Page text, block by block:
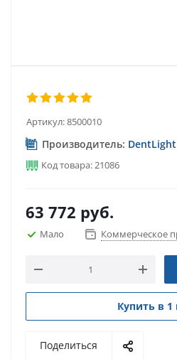
Артикул:8500010
Производитель:
Код товара: 21086
63 772 руб.
Мало Коммерческое
Купить в 1
Поделиться